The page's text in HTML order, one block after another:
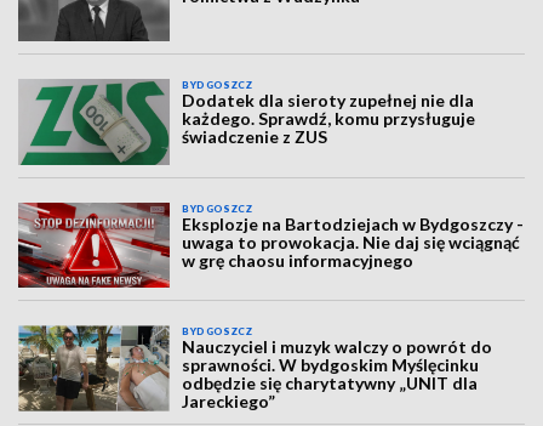
BYDGOSZCZ
Dodatek dla sieroty zupełnej nie dla
każdego. Sprawdź, komu przysługuje
świadczenie z ZUS
BYDGOSZCZ
Eksplozje na Bartodziejach w Bydgoszczy -
uwaga to prowokacja. Nie daj się wciągnąć
w grę chaosu informacyjnego
BYDGOSZCZ
Nauczyciel i muzyk walczy o powrót do
sprawności. W bydgoskim Myślęcinku
odbędzie się charytatywny „UNIT dla
Jareckiego”